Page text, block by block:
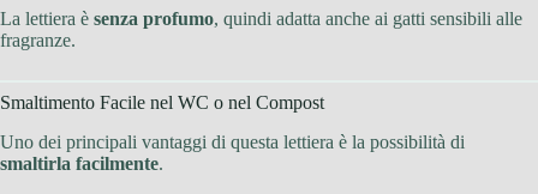
La lettiera è senza profumo, quindi adatta anche ai gatti sensibili alle
fragranze.
Smaltimento Facile nel WC o nel Compost
Uno dei principali vantaggi di questa lettiera è la possibilità di
smaltirla facilmente.